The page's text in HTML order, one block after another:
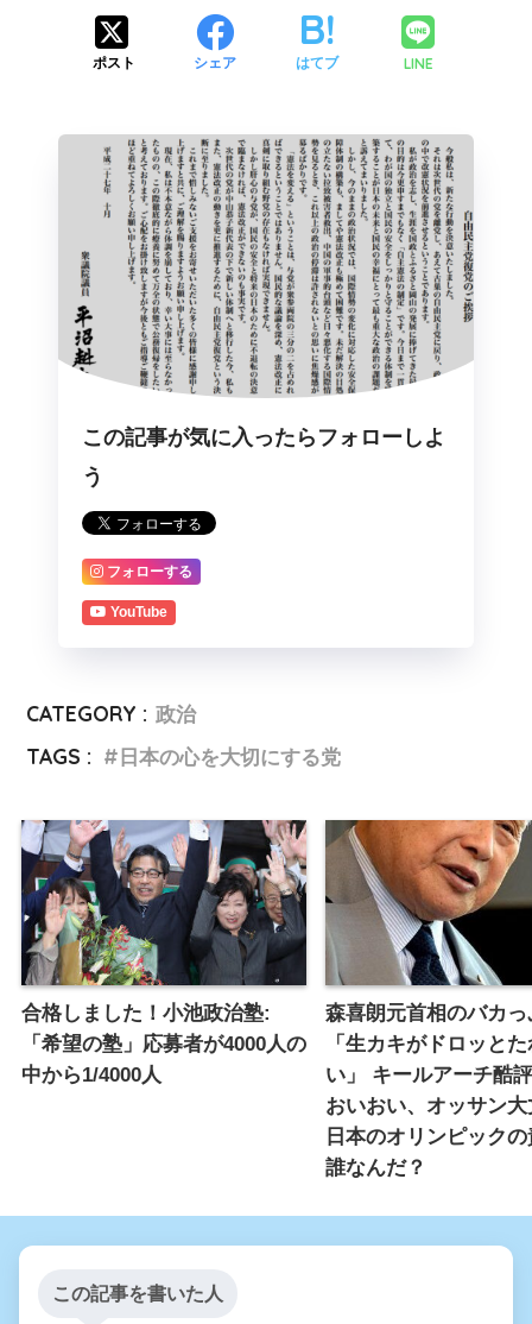
ポスト シェア はてブ LINE
この記事が気に入ったらフォローしよ
う
フォローする
YouTube
CATEGORY : 政治
TAGS :
日本の心を大切にする党
合格しました！小池政治塾:
「希望の塾」応募者が4000人の
中から1/4000人
森喜朗元首相のバカ
「生カキがドロッと
い」 キールアーチ酷
おいおい、オッサン
日本のオリンピック
誰なんだ？
この記事を書いた人